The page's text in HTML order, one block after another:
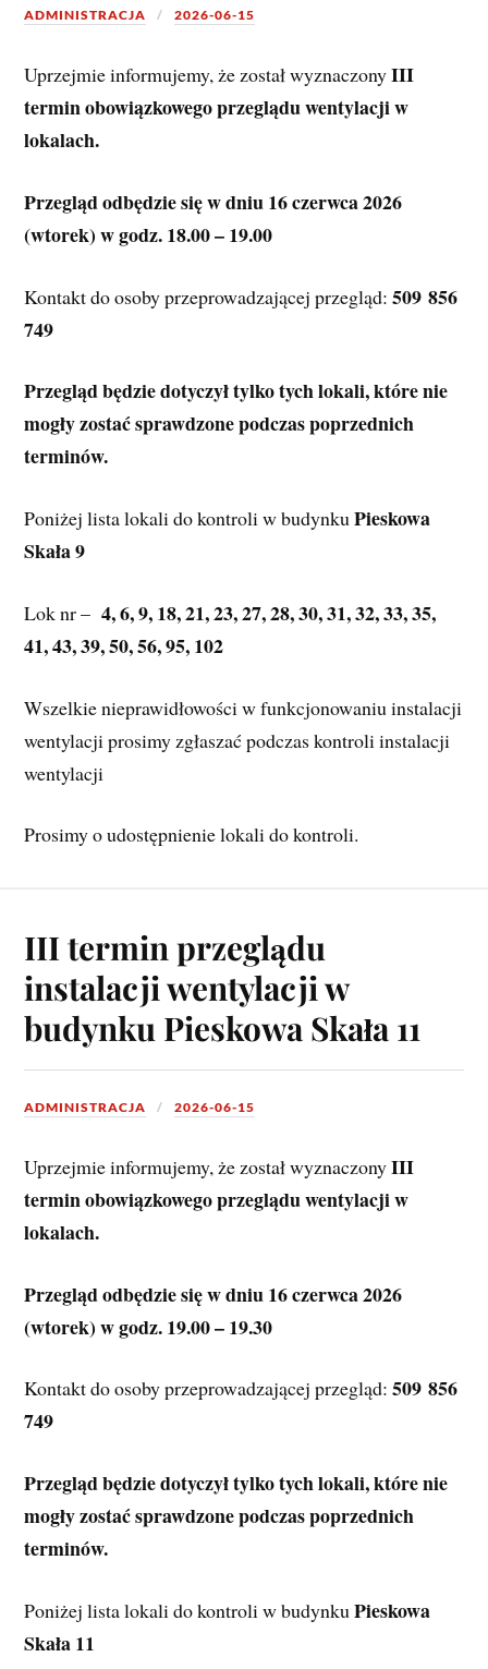
ADMINISTRACJA 2026-06-15
Uprzejmie informujemy, że został wyznaczony III
termin obowiązkowego przeglądu wentylacji w
lokalach.
Przegląd odbędzie się w dniu 16 czerwca 2026
(wtorek) w godz. 18.00 – 19.00
Kontakt do osoby przeprowadzającej przegląd: 509 856
749
Przegląd będzie dotyczył tylko tych lokali, które nie
mogły zostać sprawdzone podczas poprzednich
terminów.
Poniżej lista lokali do kontroli w budynku Pieskowa
Skała 9
Lok nr – 4, 6, 9, 18, 21, 23, 27, 28, 30, 31, 32, 33, 35,
41, 43, 39, 50, 56, 95, 102
Wszelkie nieprawidłowości w funkcjonowaniu instalacji
wentylacji prosimy zgłaszać podczas kontroli instalacji
wentylacji
Prosimy o udostępnienie lokali do kontroli.
III termin przeglądu
instalacji wentylacji w
budynku Pieskowa Skała 11
ADMINISTRACJA 2026-06-15
Uprzejmie informujemy, że został wyznaczony III
termin obowiązkowego przeglądu wentylacji w
lokalach.
Przegląd odbędzie się w dniu 16 czerwca 2026
(wtorek) w godz. 19.00 – 19.30
Kontakt do osoby przeprowadzającej przegląd: 509 856
749
Przegląd będzie dotyczył tylko tych lokali, które nie
mogły zostać sprawdzone podczas poprzednich
terminów.
Poniżej lista lokali do kontroli w budynku Pieskowa
Skała 11